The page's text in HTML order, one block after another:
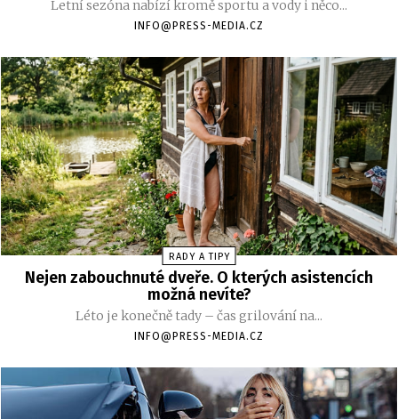
Letní sezóna nabízí kromě sportu a vody i něco...
INFO@PRESS-MEDIA.CZ
RADY A TIPY
Nejen zabouchnuté dveře. O kterých asistencích
možná nevíte?
Léto je konečně tady – čas grilování na...
INFO@PRESS-MEDIA.CZ